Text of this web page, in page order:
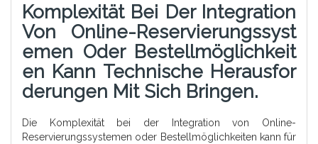
Komplexität Bei Der Integration
Von Online-Reservierungssyst
Emen Oder Bestellmöglichkeit
En Kann Technische Herausfor
Derungen Mit Sich Bringen.
Die Komplexität bei der Integration von Online-
Reservierungssystemen oder Bestellmöglichkeiten kann für